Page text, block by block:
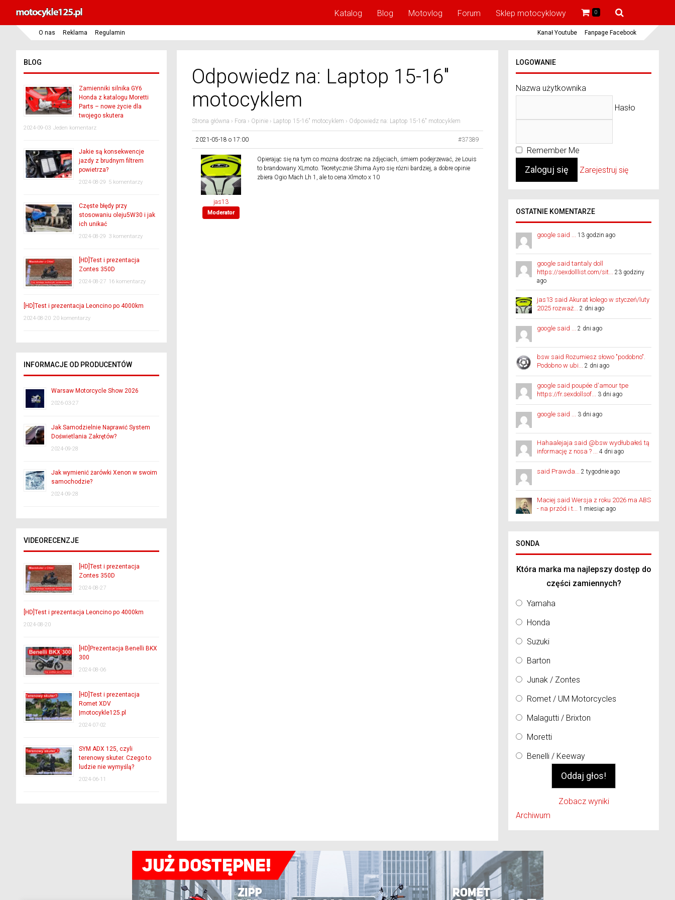
Katalog Blog Motovlog Forum Sklep motocyklowy 0
O nas Reklama Regulamin Kanał Youtube Fanpage Facebook
Odpowiedz na: Laptop 15-16″
motocyklem
Strona główna › Fora › Opinie › Laptop 15-16″ motocyklem › Odpowiedz na: Laptop 15-16″ motocyklem
2021-05-18 o 17:00 #37389
jas13
Moderator
Opierając się na tym co można dostrzec na zdjęciach, śmiem podejrzewać, że Louis
to brandowany XLmoto. Teoretycznie Shima Ayro się różni bardziej, a dobre opinie
zbiera Ogio Mach Lh 1, ale to cena Xlmoto x 10
BLOG
Zamienniki silnika GY6
Honda z katalogu Moretti
Parts – nowe życie dla
twojego skutera
2024-09-03 Jeden komentarz
Jakie są konsekwencje
jazdy z brudnym filtrem
powietrza?
2024-08-29 5 komentarzy
Częste błędy przy
stosowaniu oleju5W30 i jak
ich unikać
2024-08-29 3 komentarzy
[HD]Test i prezentacja
Zontes 350D
2024-08-27 16 komentarzy
[HD]Test i prezentacja Leoncino po 4000km
2024-08-20 20 komentarzy
INFORMACJE OD PRODUCENTÓW
Warsaw Motorcycle Show 2026
2026-03-27
Jak Samodzielnie Naprawić System
Doświetlania Zakrętów?
2024-09-28
Jak wymienić żarówki Xenon w swoim
samochodzie?
2024-09-28
VIDEORECENZJE
[HD]Test i prezentacja
Zontes 350D
2024-08-27
[HD]Test i prezentacja Leoncino po 4000km
2024-08-20
[HD]Prezentacja Benelli BKX
300
2024-08-06
[HD]Test i prezentacja
Romet XDV
|motocykle125.pl
2024-07-02
SYM ADX 125, czyli
terenowy skuter. Czego to
ludzie nie wymyślą?
2024-06-11
LOGOWANIE
Nazwa użytkownika
Hasło
Remember Me
Zarejestruj się
OSTATNIE KOMENTARZE
google said ... 13 godzin ago
google said tantaly doll
https://sexdolllist.com/sit... 23 godziny
ago
jas13 said Akurat kolego w styczeń/luty
2025 rozważ... 2 dni ago
google said ... 2 dni ago
bsw said Rozumiesz słowo "podobno".
Podobno w ubi... 2 dni ago
google said poupée d'amour tpe
https://fr.sexdollsof... 3 dni ago
google said ... 3 dni ago
Hahaalejaja said @bsw wydłubałeś tą
informację z nosa ? ... 4 dni ago
said Prawda... 2 tygodnie ago
Maciej said Wersja z roku 2026 ma ABS
- na przód i t... 1 miesiąc ago
SONDA
Która marka ma najlepszy dostęp do
części zamiennych?
Yamaha
Honda
Suzuki
Barton
Junak / Zontes
Romet / UM Motorcycles
Malagutti / Brixton
Moretti
Benelli / Keeway
Zobacz wyniki
Archiwum